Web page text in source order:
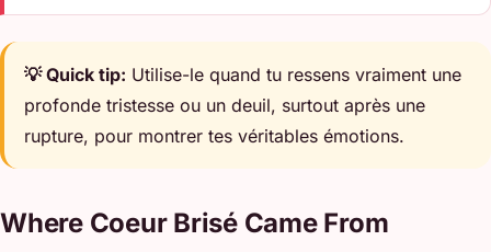
💡 Quick tip: Utilise-le quand tu ressens vraiment une
profonde tristesse ou un deuil, surtout après une
rupture, pour montrer tes véritables émotions.
Where Coeur Brisé Came From